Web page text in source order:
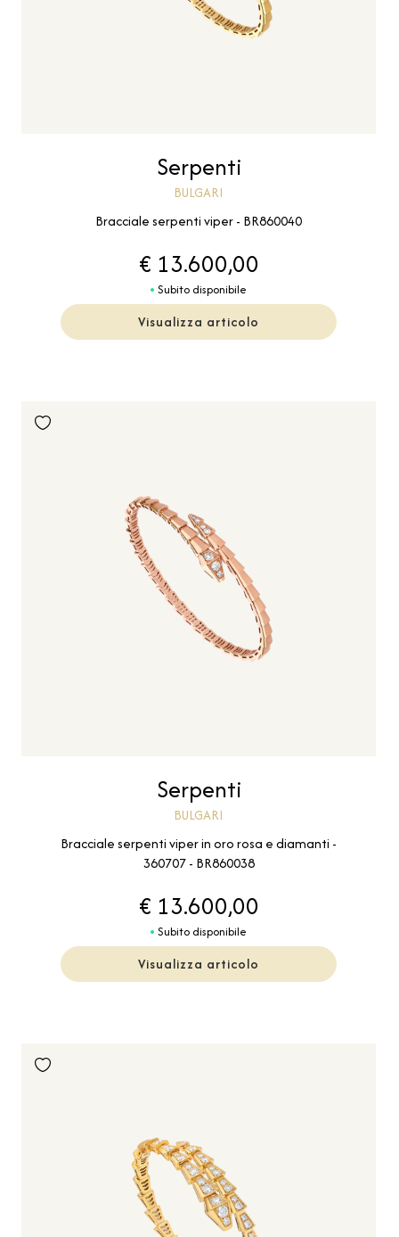
Serpenti
BULGARI
Bracciale serpenti viper - BR860040
€ 13.600,00
Subito disponibile
Visualizza articolo
Serpenti
BULGARI
Bracciale serpenti viper in oro rosa e diamanti -
360707 - BR860038
€ 13.600,00
Subito disponibile
Visualizza articolo